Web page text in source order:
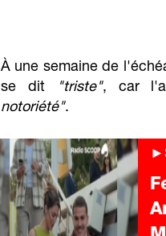
À une semaine de
se dit
"triste", car
notoriété".